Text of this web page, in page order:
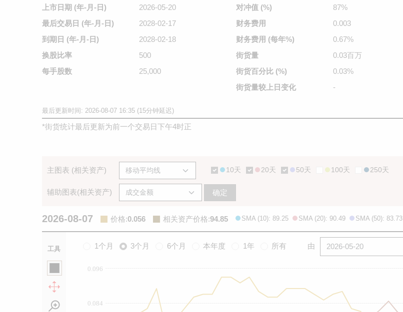
上市日期 (年-月-日)
2026-05-20
最后交易日 (年-月-日)
2028-02-17
到期日 (年-月-日)
2028-02-18
换股比率
500
每手股数
25,000
对冲值 (%)
87%
财务费用
0.003
财务费用 (每年%)
0.67%
街货量
0.03百万
街货百分比 (%)
0.03%
街货量较 上日变化 -
最后更新时间: 2026-08-07 16:35 (15分钟延迟)
*街货统计最后更新为前一个交易日下午4时正
主图表 (相关资产) 10天 20天 50天 100天 250天
辅助图表(相关资产) 确定
2026-08-07 价格:0.056 相关资产价格:94.85 SMA (10): 89.25 SMA (20): 90.49 SMA (50): 83.73
工具 1个月 3个月 6个月 本年度 1年 所有 由
0.084
0.096